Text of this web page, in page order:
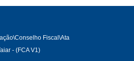
Fiscal\Ata
- (FCA V1)